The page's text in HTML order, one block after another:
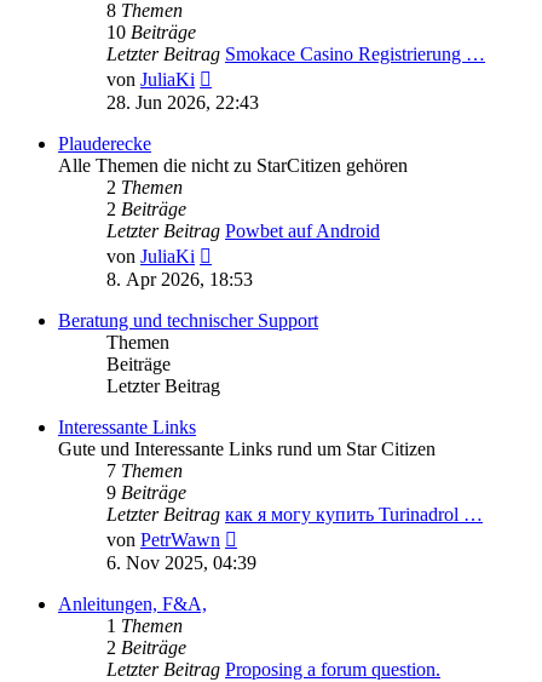
8 Themen
10 Beiträge
Letzter Beitrag Smokace Casino Registrierung …
von JuliaKi
Beitrag
28. Jun 2026, 22:43
Plauderecke
Alle Themen die nicht zu StarCitizen gehören
2 Themen
2 Beiträge
Letzter Beitrag Powbet auf Android
von JuliaKi
Beitrag
8. Apr 2026, 18:53
Beratung und technischer Support
Themen
Beiträge
Letzter Beitrag
Interessante Links
Gute und Interessante Links rund um Star Citizen
7 Themen
9 Beiträge
Letzter Beitrag как я могу купить Turinadrol …
von PetrWawn
Beitrag
6. Nov 2025, 04:39
Anleitungen, F&A,
1 Themen
2 Beiträge
Letzter Beitrag Proposing a forum question.